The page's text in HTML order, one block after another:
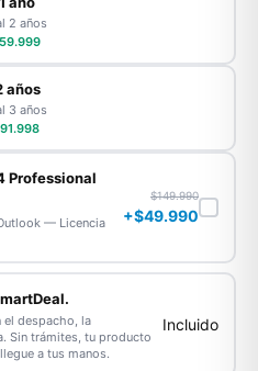
2 años
años
3 años
Professional
— Licencia
$149.990
+$49.990
el despacho, la
Sin trámites, tu producto
a tus manos.
Incluido